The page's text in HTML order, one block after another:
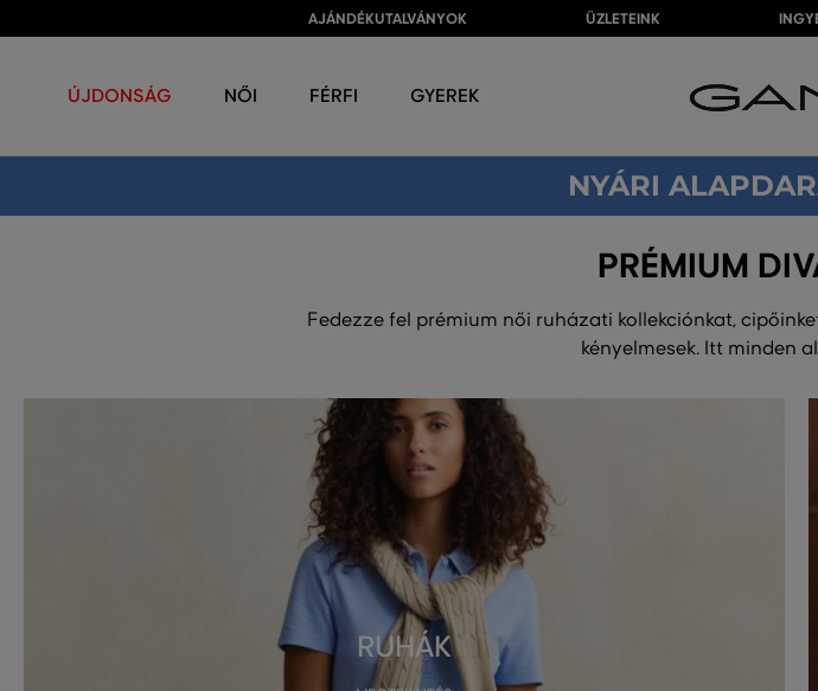
AJÁNDÉKUTALVÁNYOK ÜZLETEINK
ÚJDONSÁG NŐI FÉRFI GYEREK
NYÁRI
PRÉMIUM
Fedezze fel prémium női ruházati kollekciónkat,
kényelmesek. Itt minden